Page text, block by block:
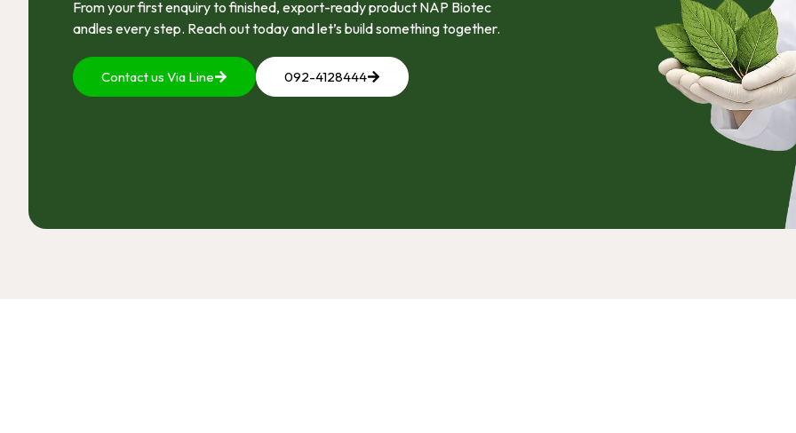
From your first enquiry to finished, export-ready product NAP Biotec
andles every step. Reach out today and let’s build something together.
Contact us Via Line 092-4128444